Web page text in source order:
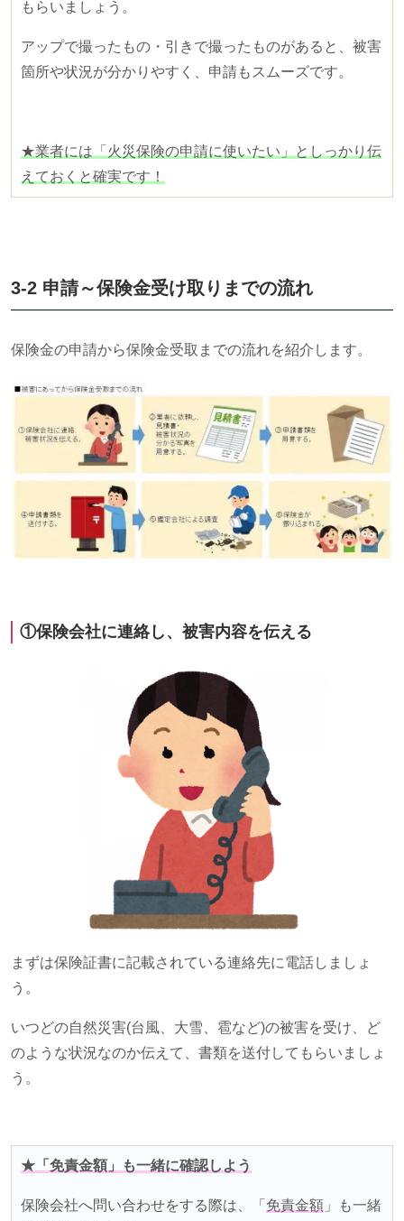
もらいましょう。
アップで撮ったもの・引きで撮ったものがあると、被害
箇所や状況が分かりやすく、申請もスムーズです。
★業者には「火災保険の申請に使いたい」としっかり伝
えておくと確実です！
3-2 申請～保険金受け取りまでの流れ
保険金の申請から保険金受取までの流れを紹介します。
①保険会社に連絡し、被害内容を伝える
まずは保険証書に記載されている連絡先に電話しましょ
う。
いつどの自然災害(台風、大雪、雹など)の被害を受け、ど
のような状況なのか伝えて、書類を送付してもらいましょ
う。
★「免責金額」も一緒に確認しよう
保険会社へ問い合わせをする際は、「 免責金額 」も一緒